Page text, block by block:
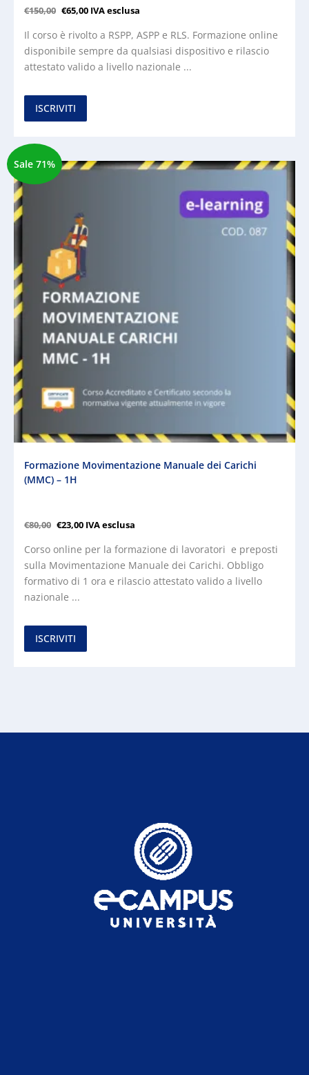
€150,00 €65,00 IVA esclusa
Il corso è rivolto a RSPP, ASPP e RLS. Formazione online
disponibile sempre da qualsiasi dispositivo e rilascio
attestato valido a livello nazionale ...
ISCRIVITI
Sale 71%
Formazione Movimentazione Manuale dei Carichi
(MMC) – 1H
€80,00 €23,00 IVA esclusa
Corso online per la formazione di lavoratori e preposti
sulla Movimentazione Manuale dei Carichi. Obbligo
formativo di 1 ora e rilascio attestato valido a livello
nazionale ...
ISCRIVITI